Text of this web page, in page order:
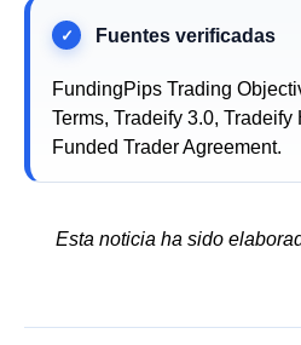
FundingPips Trading
Terms, Tradeify 3.0,
Funded Trader Agreement.
Esta noticia ha sido